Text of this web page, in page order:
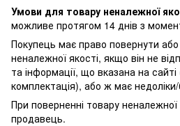
Умови для товару неналежної
можливе протягом 14 днів з
Покупець має право повернути
неналежної якості, якщо він не
та інформації, що вказана на
комплектація), або ж має
При поверненні товару
продавець.